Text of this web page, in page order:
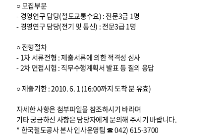
○ 모집부문
- 경영연구 담당(철도교통수요) : 전문3급 1명
- 경영연구 담당(전기 및 통신) : 전문3급 1명
○ 전형절차
- 1차 서류전형 : 제출서류에 의한 적격성 심사
- 2차 면접시험 : 직무수행계획서 발표 등 질의 응답
○ 제출기한 : 2010. 6. 1 (16:00까지 도착 분 유효)
자세한 사항은 첨부파일을 참조하시기 바라며
기타 궁금하신 사항은 담당자에게 문의해 주시기 바랍니다.
* 한국철도공사 본사 인사운영팀 ☎ 042) 615-3700